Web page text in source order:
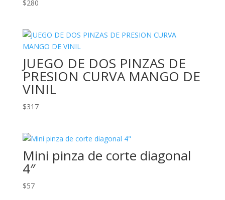
$280
JUEGO DE DOS PINZAS DE
PRESION CURVA MANGO DE
VINIL
$317
Mini pinza de corte diagonal
4″
$57